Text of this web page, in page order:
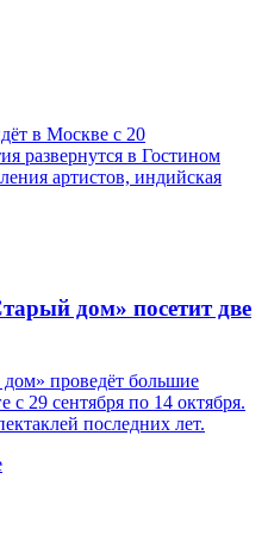
в Москве с 20
развернутся в Гостином
артистов, индийская
дом» посетит две
проведёт большие
с 29 сентября по 14 октября.
последних лет.